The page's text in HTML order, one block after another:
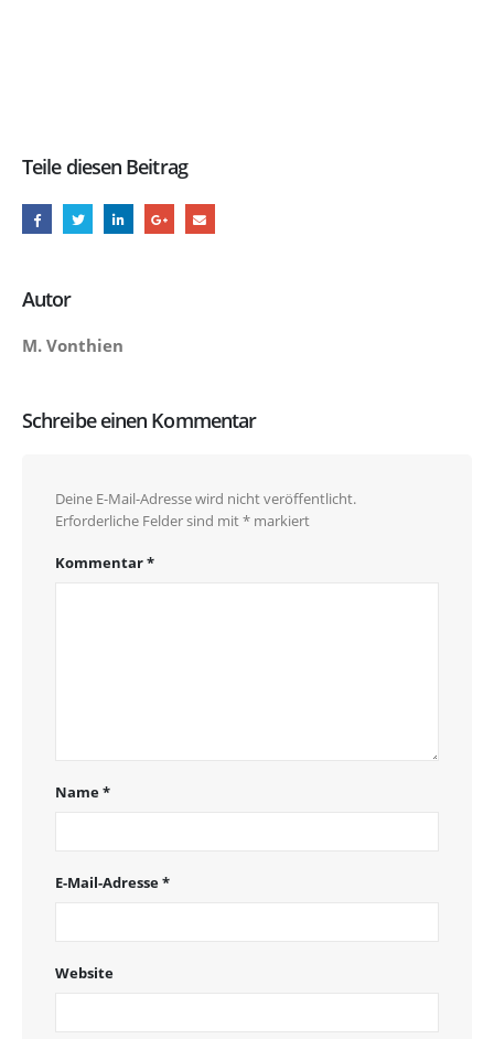
Teile diesen Beitrag
Autor
M. Vonthien
Schreibe einen Kommentar
Deine E-Mail-Adresse wird nicht veröffentlicht.
Erforderliche Felder sind mit* markiert
Kommentar*
Name*
E-Mail-Adresse*
Website